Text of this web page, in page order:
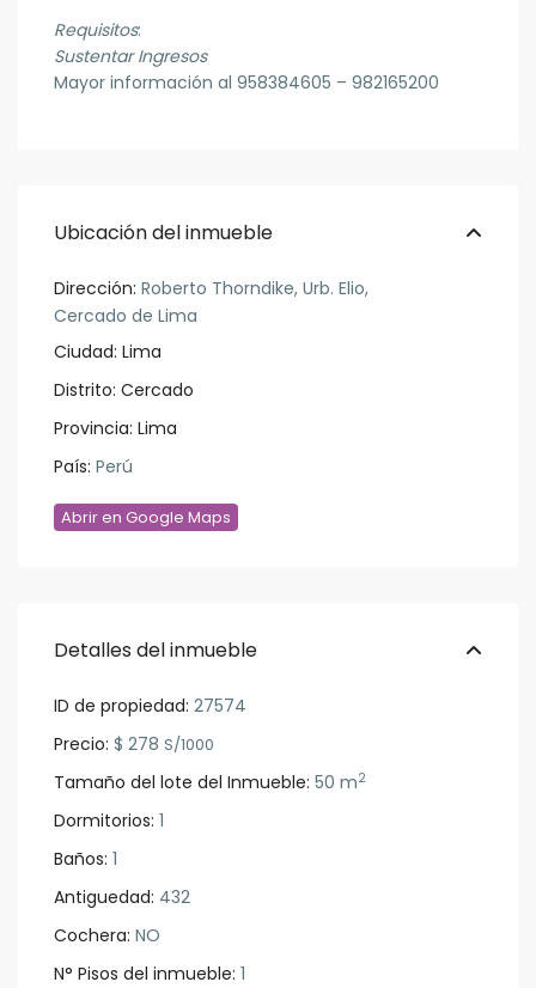
Requisitos:
Sustentar Ingresos
Mayor información al 958384605 – 982165200
Ubicación del inmueble
Dirección: Roberto Thorndike, Urb. Elio,
Cercado de Lima
Ciudad: Lima
Distrito: Cercado
Provincia: Lima
País: Perú
Abrir en Google Maps
Detalles del inmueble
ID de propiedad: 27574
Precio: $ 278S/1000
Tamaño del lote del Inmueble: 50 m2
Dormitorios: 1
Baños: 1
Antiguedad: 432
Cochera: NO
N° Pisos del inmueble: 1